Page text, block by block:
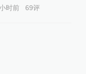
时前 69评